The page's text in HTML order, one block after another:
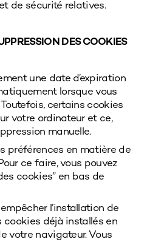
de sécurité relatives.
DES COOKIES
une date d’expiration
lorsque vous
certains cookies
votre ordinateur et ce,
manuelle.
préférences en matière de
ce faire, vous pouvez
cookies” en bas de
l’installation de
cookies déjà installés en
votre navigateur. Vous